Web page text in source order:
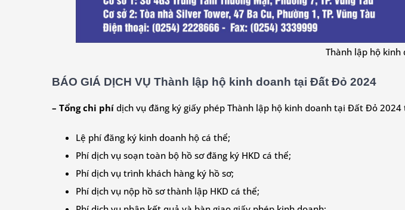
Thành lập hộ
BÁO GIÁ DỊCH VỤ Thành lập hộ kinh doanh tại Đất Đỏ 2024
– Tổng chi phí dịch vụ đăng ký giấy phép Thành lập hộ kinh doanh tại Đất Đỏ 2024
Lệ phí đăng ký kinh doanh hộ cá thể;
Phí dịch vụ soạn toàn bộ hồ sơ đăng ký HKD cá thể;
Phí dịch vụ trình khách hàng ký hồ sơ;
Phí dịch vụ nộp hồ sơ thành lập HKD cá thể;